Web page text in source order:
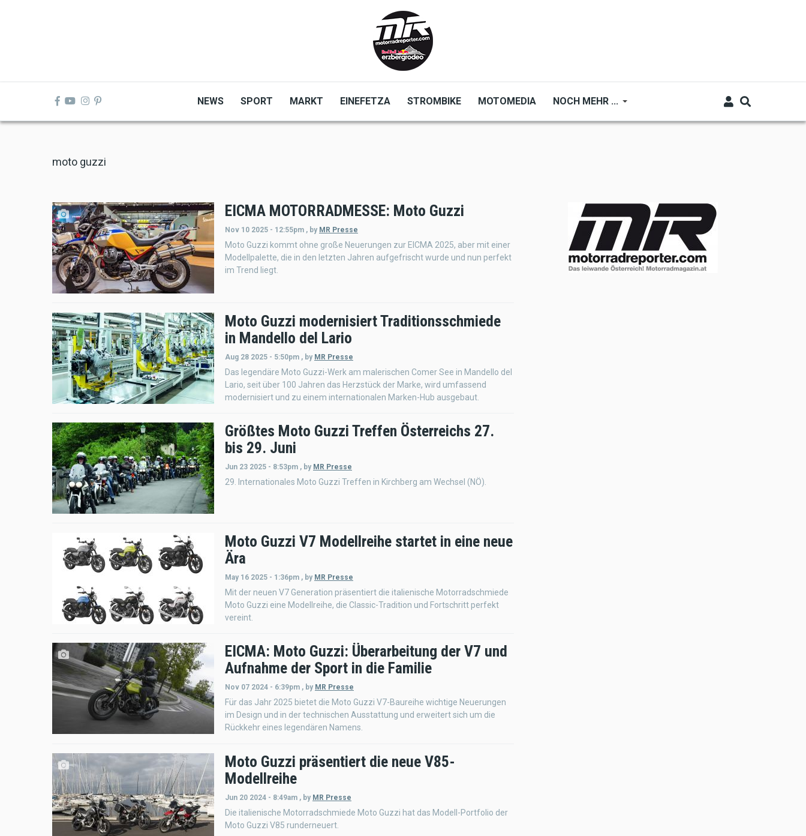
NEWS SPORT MARKT EINEFETZA STROMBIKE MOTOMEDIA NOCH MEHR ...
moto guzzi
EICMA MOTORRADMESSE: Moto Guzzi
Nov 10 2025 - 12:55pm , by MR Presse
Moto Guzzi kommt ohne große Neuerungen zur EICMA 2025, aber mit einer
Modellpalette, die in den letzten Jahren aufgefrischt wurde und nun perfekt
im Trend liegt.
Moto Guzzi modernisiert Traditionsschmiede
in Mandello del Lario
Aug 28 2025 - 5:50pm , by MR Presse
Das legendäre Moto Guzzi-Werk am malerischen Comer See in Mandello del
Lario, seit über 100 Jahren das Herzstück der Marke, wird umfassend
modernisiert und zu einem internationalen Marken-Hub ausgebaut.
Größtes Moto Guzzi Treffen Österreichs 27.
bis 29. Juni
Jun 23 2025 - 8:53pm , by MR Presse
29. Internationales Moto Guzzi Treffen in Kirchberg am Wechsel (NÖ).
Moto Guzzi V7 Modellreihe startet in eine neue
Ära
May 16 2025 - 1:36pm , by MR Presse
Mit der neuen V7 Generation präsentiert die italienische Motorradschmiede
Moto Guzzi eine Modellreihe, die Classic-Tradition und Fortschritt perfekt
vereint.
EICMA: Moto Guzzi: Überarbeitung der V7 und
Aufnahme der Sport in die Familie
Nov 07 2024 - 6:39pm , by MR Presse
Für das Jahr 2025 bietet die Moto Guzzi V7-Baureihe wichtige Neuerungen
im Design und in der technischen Ausstattung und erweitert sich um die
Rückkehr eines legendären Namens.
Moto Guzzi präsentiert die neue V85-
Modellreihe
Jun 20 2024 - 8:49am , by MR Presse
Die italienische Motorradschmiede Moto Guzzi hat das Modell-Portfolio der
Moto Guzzi V85 runderneuert.